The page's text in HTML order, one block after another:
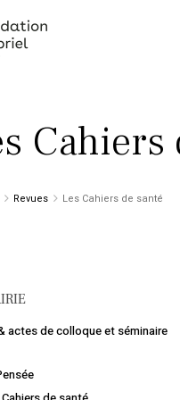
Cahiers
Revues Les Cahiers de santé
actes de colloque et séminaire